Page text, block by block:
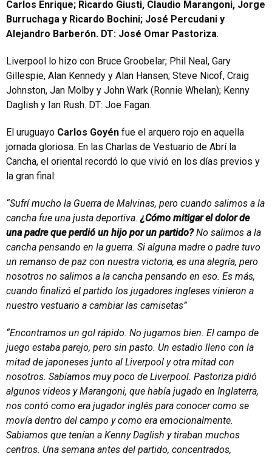
Carlos Enrique; Ricardo Giusti, Claudio Marangoni, Jorge
Burruchaga y Ricardo Bochini; José Percudani y
Alejandro Barberón. DT: José Omar Pastoriza.
Liverpool lo hizo con Bruce Groobelar; Phil Neal, Gary
Gillespie, Alan Kennedy y Alan Hansen; Steve Nicof, Craig
Johnston, Jan Molby y John Wark (Ronnie Whelan); Kenny
Daglish y Ian Rush. DT: Joe Fagan.
El uruguayo Carlos Goyén fue el arquero rojo en aquella
jornada gloriosa. En las Charlas de Vestuario de Abrí la
Cancha, el oriental recordó lo que vivió en los días previos y
la gran final:
“Sufrí mucho la Guerra de Malvinas, pero cuando salimos a la
cancha fue una justa deportiva. ¿Cómo mitigar el dolor de
una padre que perdió un hijo por un partido?No salimos a la
cancha pensando en la guerra. Si alguna madre o padre tuvo
un remanso de paz con nuestra victoria, es una alegría, pero
nosotros no salimos a la cancha pensando en eso. Es más,
cuando finalizó el partido los jugadores ingleses vinieron a
nuestro vestuario a cambiar las camisetas”
“Encontramos un gol rápido. No jugamos bien. El campo de
juego estaba parejo, pero sin pasto. Un estadio lleno con la
mitad de japoneses junto al Liverpool y otra mitad con
nosotros. Sabíamos muy poco de Liverpool. Pastoriza pidió
algunos videos y Marangoni, que había jugado en Inglaterra,
nos contó como era jugador inglés para conocer como se
movía dentro del campo y como era emocionalmente.
Sabiamos que tenían a Kenny Daglish y tiraban muchos
centros. Una semana antes del partido, concentrados,